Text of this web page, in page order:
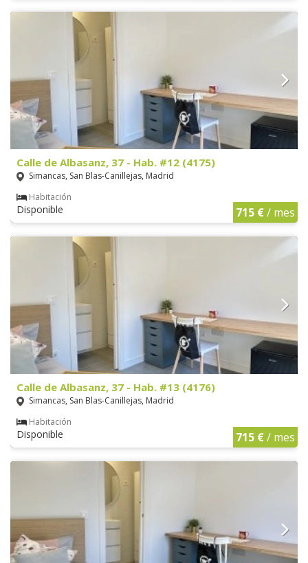
Calle de Albasanz, 37 - Hab. #12 (4175)
Simancas, San Blas-Canillejas, Madrid
Habitación
Disponible 715 €/ mes
Calle de Albasanz, 37 - Hab. #13 (4176)
Simancas, San Blas-Canillejas, Madrid
Habitación
Disponible 715 €/ mes